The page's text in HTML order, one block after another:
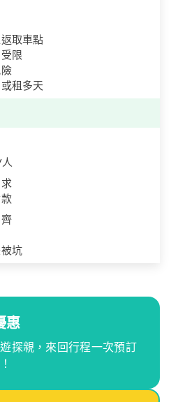
取車點
限
租多天
坑
惠
探親，來回行程一次預訂